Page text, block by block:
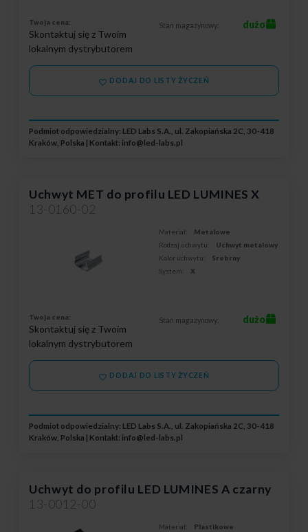
Twoja cena:
Skontaktuj się z Twoim
lokalnym dystrybutorem
Stan magazynowy: dużo
DODAJ DO LISTY ŻYCZEŃ
Podmiot odpowiedzialny: LED Labs S.A., ul. Zakopiańska 2C, 30-418
Kraków, Polska | Kontakt: info@led-labs.pl
Uchwyt MET do profilu LED LUMINES X
13-0160-02
Materiał:
Metalowe
Rodzaj uchwytu:
Uchwyt metalowy
Kolor uchwytu:
Srebrny
System:
X
Twoja cena:
Skontaktuj się z Twoim
lokalnym dystrybutorem
Stan magazynowy: dużo
DODAJ DO LISTY ŻYCZEŃ
Podmiot odpowiedzialny: LED Labs S.A., ul. Zakopiańska 2C, 30-418
Kraków, Polska | Kontakt: info@led-labs.pl
Uchwyt do profilu LED LUMINES A czarny
13-0012-00
Materiał:
Plastikowe